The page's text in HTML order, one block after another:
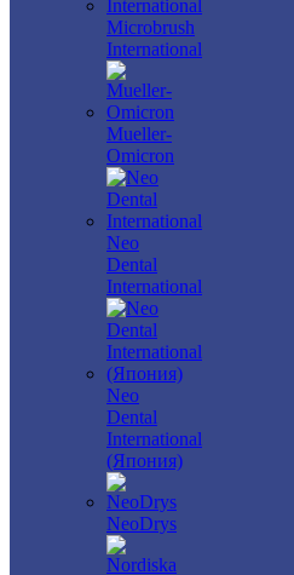
Microbrush
International
Mueller-
Omicron
Neo
Dental
International
Neo
Dental
International
(Япония)
NeoDrys